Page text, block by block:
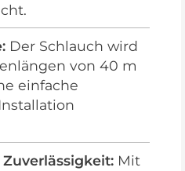
Der Schlauch wird
von 40 m
einfache
Mit